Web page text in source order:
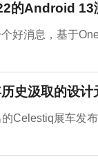
的Android 13
好消息，基于
史汲取的设
Celestiq展车发